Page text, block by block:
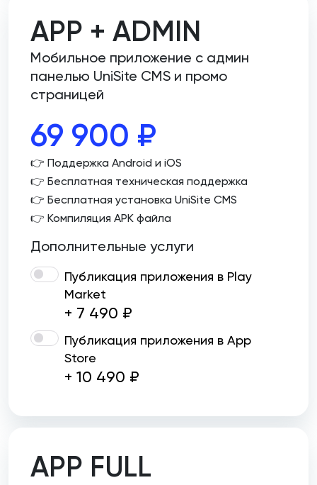
APP + ADMIN
Мобильное приложение с админ
панелью UniSite CMS и промо
страницей
69 900 ₽
👉 Поддержка Android и iOS
👉 Бесплатная техническая поддержка
👉 Бесплатная установка UniSite CMS
👉 Компиляция APK файла
Дополнительные услуги
Публикация приложения в Play
Market
+ 7 490 ₽
Публикация приложения в App
Store
+ 10 490 ₽
APP FULL